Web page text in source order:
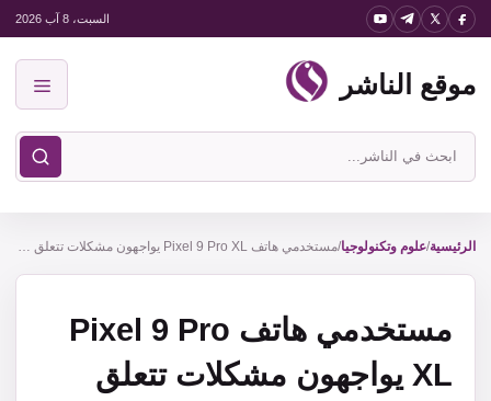
انتقل
المحتوى
السبت، 8 آب 2026
موقع الناشر
ابحث
في
الناشر
الرئيسية/علوم وتكنولوجيا/ مستخدمي هاتف Pixel 9 Pro XL يواجهون مشكلات تتعلق بالسطوع التلقائي
مستخدمي هاتف Pixel 9 Pro
XL يواجهون مشكلات تتعلق